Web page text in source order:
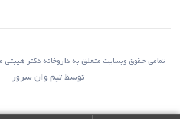
تمامی حقوق وبسایت متعلق به داروخانه دکتر هیبتی
توسطتیم وان سرور